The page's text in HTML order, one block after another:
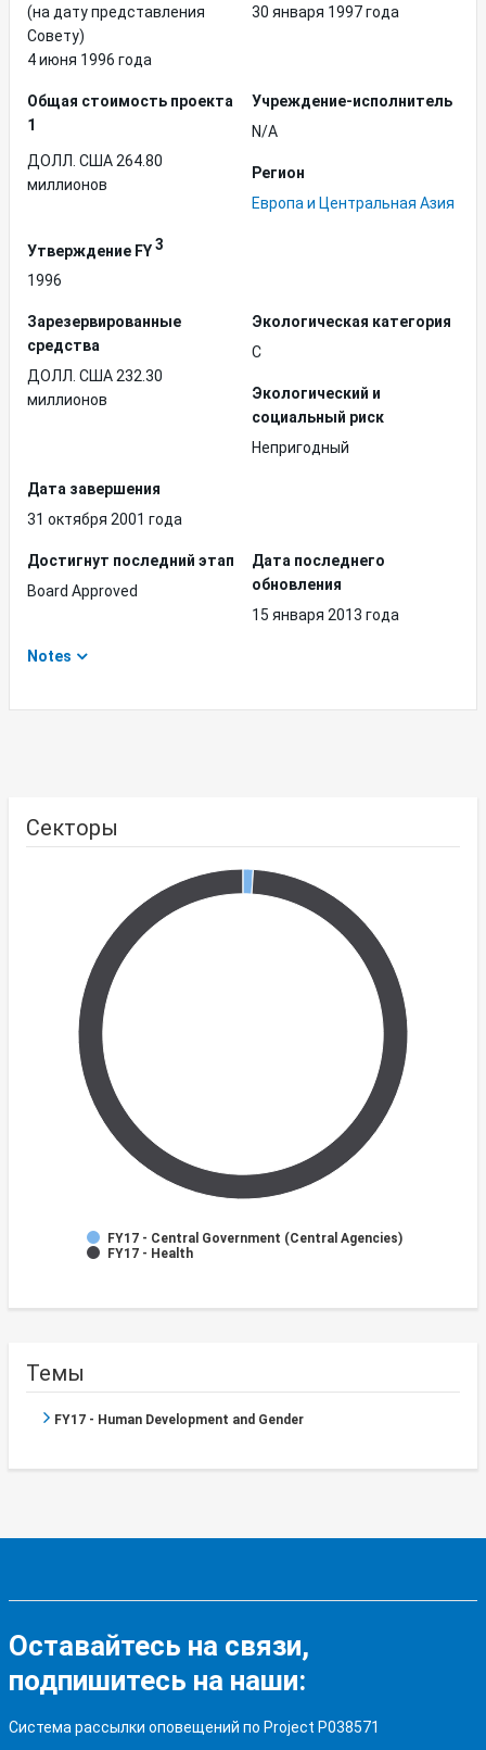
(на дату представления
Совету)
4 июня 1996 года
30 января 1997 года
Общая стоимость проекта
1
ДОЛЛ. США 264.80
миллионов
Учреждение-исполнитель
N/A
Регион
Европа и Центральная Азия
Утверждение FY3
1996
Зарезервированные
средства
ДОЛЛ. США 232.30
миллионов
Экологическая категория
C
Экологический и
социальный риск
Непригодный
Дата завершения
31 октября 2001 года
Достигнут последний этап
Board Approved
Дата последнего
обновления
15 января 2013 года
Notes
Секторы
FY17 - Central Government (Central Agencies)
FY17 - Health
Темы
FY17 - Human Development and Gender
Оставайтесь на связи,
подпишитесь на наши:
Система рассылки оповещений по Project P038571